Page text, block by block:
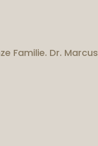
Familie. Dr. Marcus